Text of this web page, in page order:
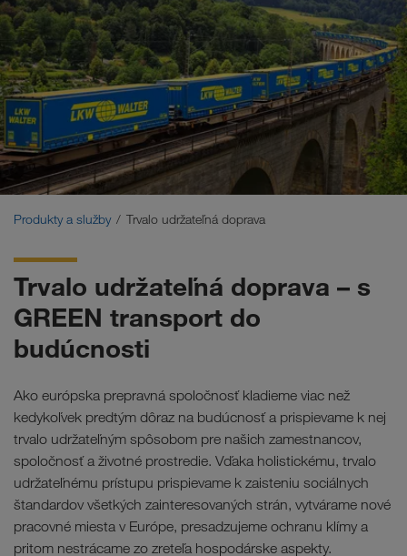
Cestná preprava
Digitálne riešenia
Kombinovaná doprava
Trvalo udržateľná doprava
Odvetvové riešenia
Produkty a služby Trvalo udržateľná doprava
Trvalo udržateľná doprava – s
GREEN transport do
budúcnosti
Ako európska prepravná spoločnosť kladieme viac než
kedykoľvek predtým dôraz na budúcnosť a prispievame k nej
trvalo udržateľným spôsobom pre našich zamestnancov,
spoločnosť a životné prostredie. Vďaka holistickému, trvalo
udržateľnému prístupu prispievame k zaisteniu sociálnych
štandardov všetkých zainteresovaných strán, vytvárame nové
pracovné miesta v Európe, presadzujeme ochranu klímy a
pritom nestrácame zo zreteľa hospodárske aspekty.